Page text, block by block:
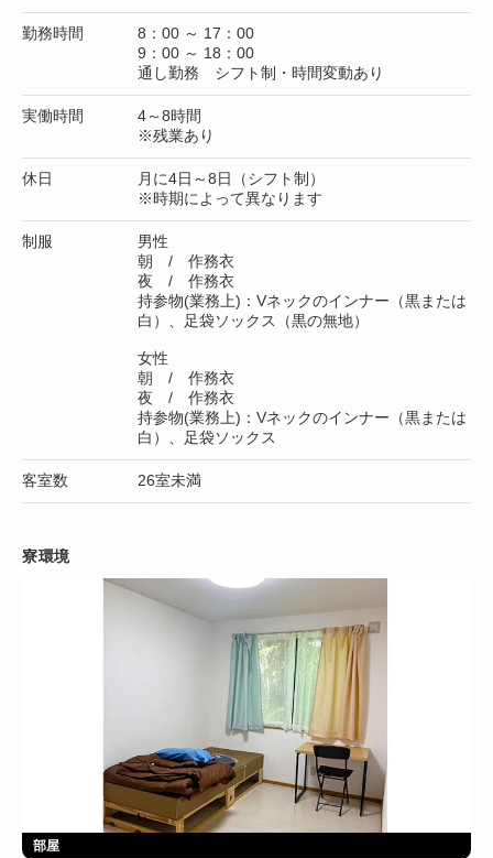
勤務時間
8：00 ～ 17：00
9：00 ～ 18：00
通し勤務 シフト制・時間変動あり
実働時間
4～8時間
※残業あり
休日
月に4日～8日（シフト制）
※時期によって異なります
制服
男性
朝 / 作務衣
夜 / 作務衣
持参物(業務上)：Vネックのインナー（黒または
白）、足袋ソックス（黒の無地）
女性
朝 / 作務衣
夜 / 作務衣
持参物(業務上)：Vネックのインナー（黒または
白）、足袋ソックス
客室数 26室未満
寮環境
部屋